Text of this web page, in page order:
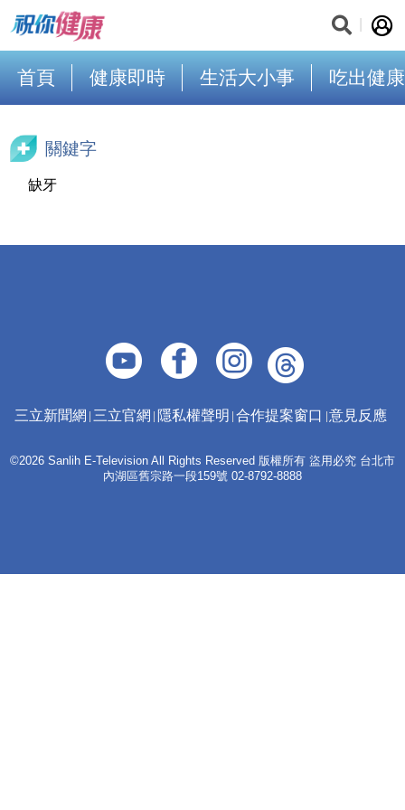
首頁 健康即時 生活大小事 吃出健康
關鍵字
缺牙
三立新聞網 三立官網 隱私權聲明 合作提案窗口 意見反應
©2026 Sanlih E-Television All Rights Reserved 版權所有 盜用必究 台北市
內湖區舊宗路一段159號 02-8792-8888